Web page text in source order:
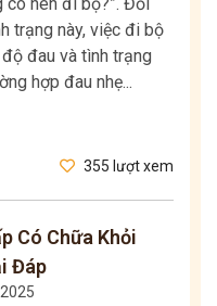
trạng này, việc đi bộ
đau và tình trạng
hợp đau nhẹ...
355 lượt xem
Có Chữa Khỏi
Đáp